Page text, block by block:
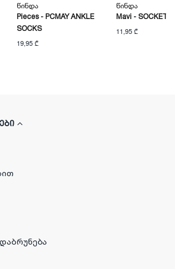
Წინდა
Pieces - PCMAY ANKLE
SOCKS
19,95 ₾
Წინდა
Mavi - SOCKET
11,95 ₾